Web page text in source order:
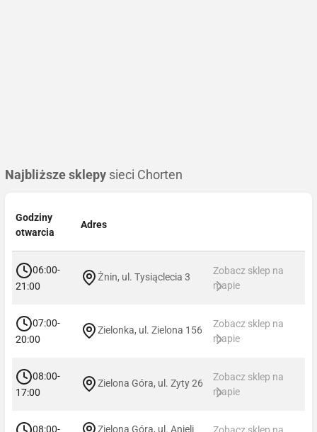
Najbliższe sklepy sieci Chorten
Godziny
otwarcia
Adres
06:00-
21:00
Żnin, ul. Tysiąclecia 3
Zobacz sklep na
mapie
07:00-
20:00
Zielonka, ul. Zielona 156
Zobacz sklep na
mapie
08:00-
17:00
Zielona Góra, ul. Zyty 26
Zobacz sklep na
mapie
08:00- Zielona Góra, ul. Anieli Zobacz sklep na